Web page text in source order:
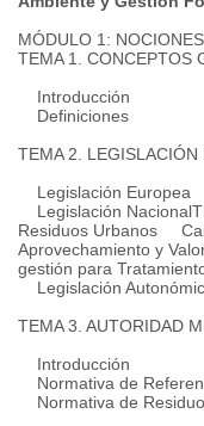
MÓDULO 1:
TEMA 1. CONCEPTOS
Introducción
Definiciones
TEMA 2. LEGISLACIÓN
Legislación Europea
Legislación Nacional
Residuos Urbanos
Aprovechamiento y
gestión para
Legislación
TEMA 3. AUTORIDAD
Introducción
Normativa de
Normativa de